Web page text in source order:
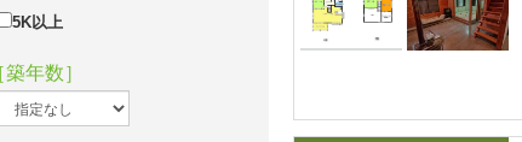
5K以上
［築年数］